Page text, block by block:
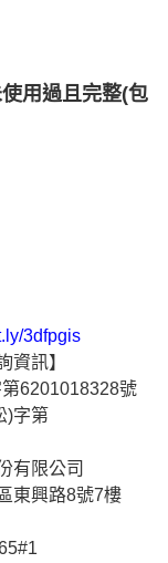
用過且完整(包
3dfpgis
資訊】
6201018328號
)字第
有限公司
東興路8號7樓